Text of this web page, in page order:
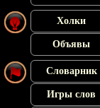
Холки
Объявы
Словарник
Игры слов